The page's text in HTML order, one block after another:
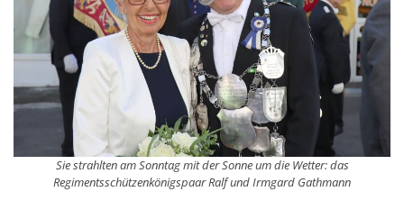
Sie strahlten am Sonntag mit der Sonne um die Wetter: das
Regimentsschützenkönigspaar Ralf und Irmgard Gathmann